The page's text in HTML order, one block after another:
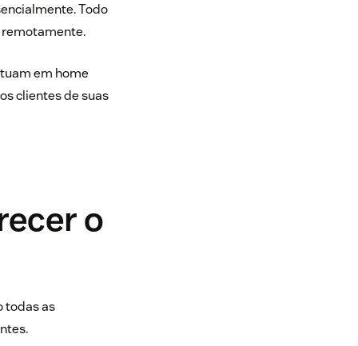
Todo
em home
clientes de suas
o
todas as